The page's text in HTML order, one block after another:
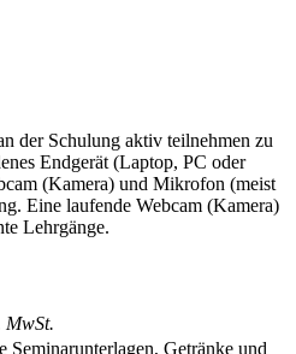
der Schulung aktiv teilnehmen zu
Endgerät (Laptop, PC oder
(Kamera) und Mikrofon (meist
Eine laufende Webcam (Kamera)
Lehrgänge.
MwSt.
Seminarunterlagen, Getränke und